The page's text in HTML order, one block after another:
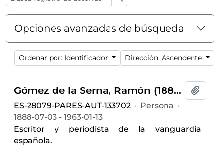
Opciones avanzadas de búsqueda
Ordenar por: Identificador Dirección: Ascendente
Gómez de la Serna, Ramón (1888-1963)
ES-28079-PARES-AUT-133702 · Persona ·
1888-07-03 - 1963-01-13
Escritor y periodista de la vanguardia
española.